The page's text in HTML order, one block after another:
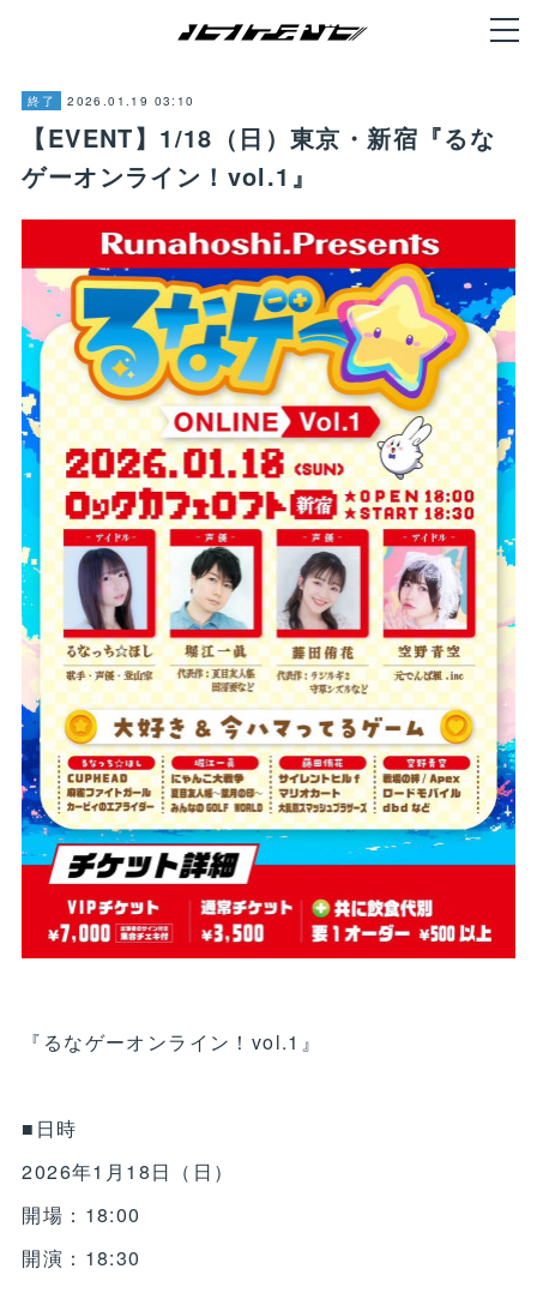
終了 2026.01.19 03:10
【EVENT】1/18（日）東京・新宿『るな
ゲーオンライン！vol.1』
『るなゲーオンライン！vol.1』
■日時
2026年1月18日（日）
開場：18:00
開演：18:30